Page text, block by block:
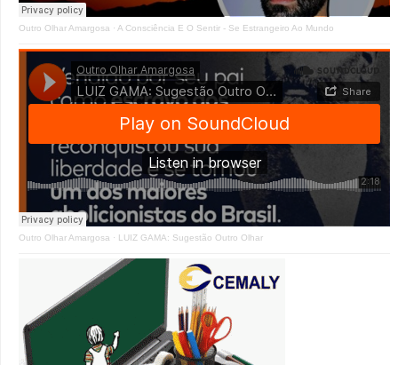
Outro Olhar Amargosa · A Consciência E O Sentir - Se Estrangeiro Ao Mundo
Outro Olhar Amargosa · LUIZ GAMA: Sugestão Outro Olhar